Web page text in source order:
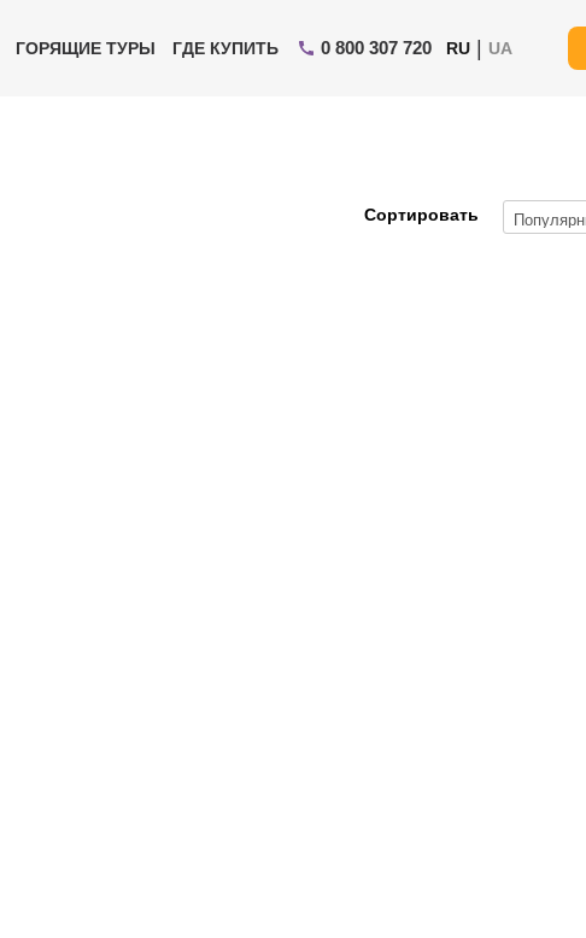
ГОРЯЩИЕ ТУРЫ ГДЕ КУПИТЬ 0 800 307 720 RU | UA
Сортировать